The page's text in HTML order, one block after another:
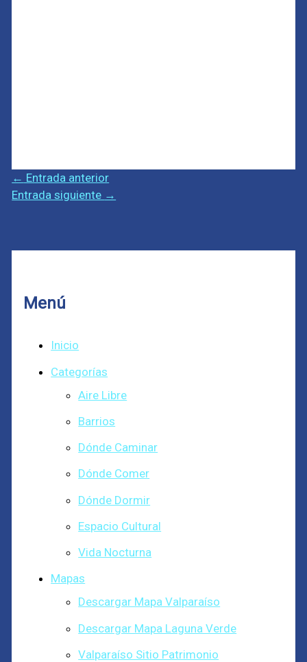
← Entrada anterior
Entrada siguiente →
Menú
Inicio
Categorías
Aire Libre
Barrios
Dónde Caminar
Dónde Comer
Dónde Dormir
Espacio Cultural
Vida Nocturna
Mapas
Descargar Mapa Valparaíso
Descargar Mapa Laguna Verde
Valparaíso Sitio Patrimonio